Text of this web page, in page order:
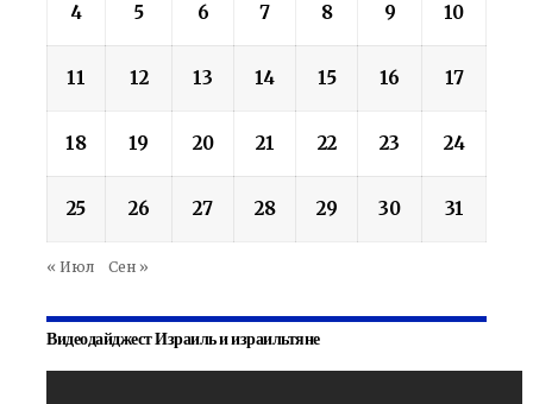
4 5 6 7 8 9 10
11 12 13 14 15 16 17
18 19 20 21 22 23 24
25 26 27 28 29 30 31
« Июл Сен »
Видеодайджест Израиль и израильтяне